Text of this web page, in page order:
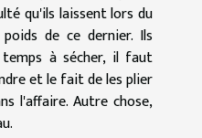
qu'ils laissent lors du
de ce dernier. Ils
à sécher, il faut
et le fait de les plier
l'affaire. Autre chose,